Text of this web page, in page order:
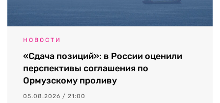
НОВОСТИ
«Сдача позиций»: в России оценили
перспективы соглашения по
Ормузскому проливу
05.08.2026 / 21:00